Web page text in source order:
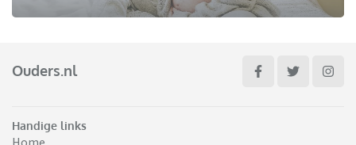
Ouders.nl
Handige links
Home